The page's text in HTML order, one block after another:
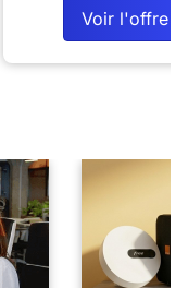
Voir l'offre